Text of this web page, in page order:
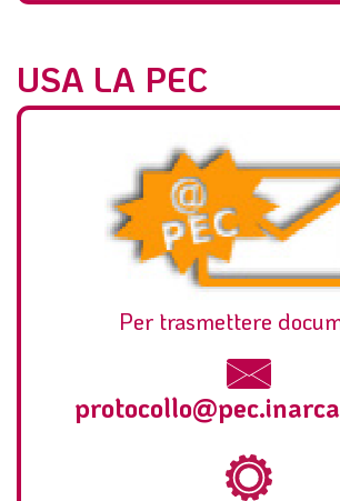
USA LA PEC
Per trasmettere